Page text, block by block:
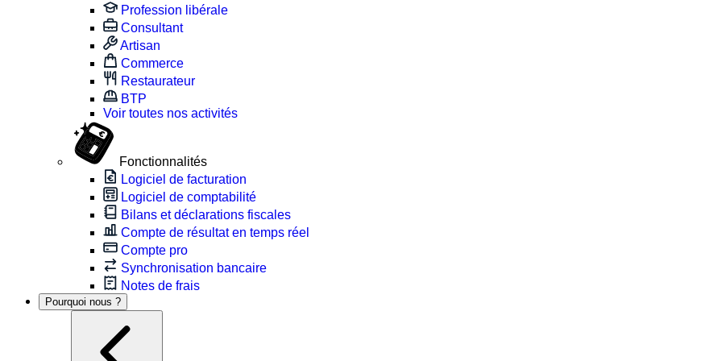
Profession libérale
Consultant
Artisan
Commerce
Restaurateur
BTP
Voir toutes nos activités
Fonctionnalités
Logiciel de facturation
Logiciel de comptabilité
Bilans et déclarations fiscales
Compte de résultat en temps réel
Compte pro
Synchronisation bancaire
Notes de frais
Pourquoi nous ?